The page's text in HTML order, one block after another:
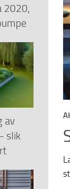
2020,
av
slik